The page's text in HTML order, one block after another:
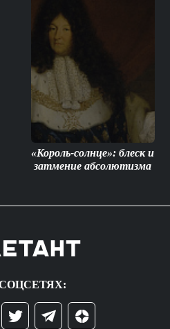
«Король-солнце»: блеск и
затмение абсолютизма